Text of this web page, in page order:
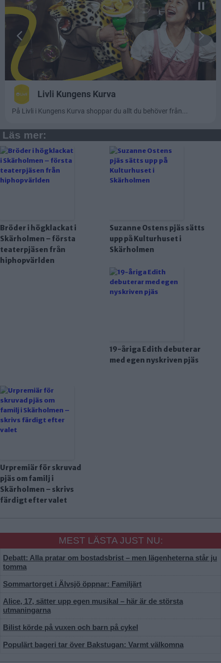
Läs mer:
Bröder i högklackat i
Skärholmen – första
teaterpjäsen från
hiphopvärlden
Suzanne Ostens pjäs sätts
upp på Kulturhuset i
Skärholmen
19-åriga Edith debuterar
med egen nyskriven pjäs
Urpremiär för skruvad
pjäs om familj i
Skärholmen – skrivs
färdigt efter valet
MEST LÄSTA JUST NU:
Debatt: Alla pratar om bostadsbrist – men lägenheterna står ju
tomma
Sommartorget i Älvsjö öppnar: Familjärt
Alice, 17, sätter upp egen musikal – här är de största
utmaningarna
Bilist körde på vuxen och barn på cykel
Populärt bageri tar över Bakstugan: Varmt välkomna